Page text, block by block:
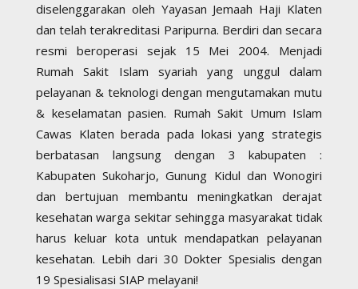
diselenggarakan oleh Yayasan Jemaah Haji Klaten
dan telah terakreditasi Paripurna. Berdiri dan secara
resmi beroperasi sejak 15 Mei 2004. Menjadi
Rumah Sakit Islam syariah yang unggul dalam
pelayanan & teknologi dengan mengutamakan mutu
& keselamatan pasien. Rumah Sakit Umum Islam
Cawas Klaten berada pada lokasi yang strategis
berbatasan langsung dengan 3 kabupaten :
Kabupaten Sukoharjo, Gunung Kidul dan Wonogiri
dan bertujuan membantu meningkatkan derajat
kesehatan warga sekitar sehingga masyarakat tidak
harus keluar kota untuk mendapatkan pelayanan
kesehatan. Lebih dari 30 Dokter Spesialis dengan
19 Spesialisasi SIAP melayani!